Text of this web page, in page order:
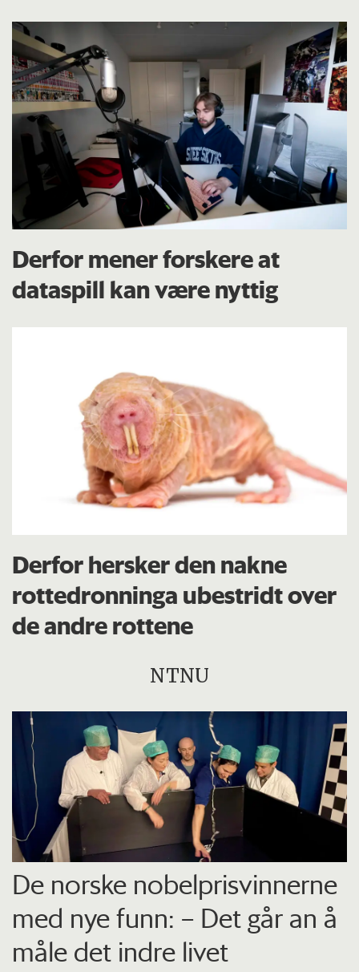
Derfor mener forskere at
dataspill kan være nyttig
Derfor hersker den nakne
rottedronninga ubestridt over
de andre rottene
NTNU
De norske nobelprisvinnerne
med nye funn: – Det går an å
måle det indre livet